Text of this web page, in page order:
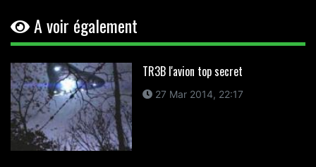
A voir également
TR3B l'avion top secret
27 Mar 2014, 22:17